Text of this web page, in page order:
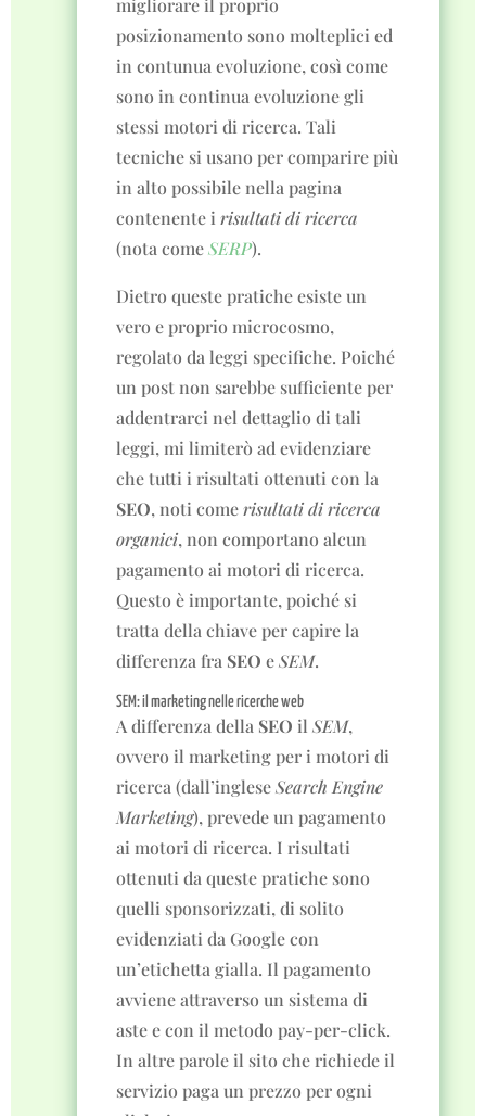
migliorare il proprio
posizionamento sono molteplici ed
in contunua evoluzione, così come
sono in continua evoluzione gli
stessi motori di ricerca. Tali
tecniche si usano per comparire più
in alto possibile nella pagina
contenente irisultati di ricerca
(nota comeSERP).
Dietro queste pratiche esiste un
vero e proprio microcosmo,
regolato da leggi specifiche. Poiché
un post non sarebbe sufficiente per
addentrarci nel dettaglio di tali
leggi, mi limiterò ad evidenziare
che tutti i risultati ottenuti con la
SEO, noti comerisultati di ricerca
organici, non comportano alcun
pagamento ai motori di ricerca.
Questo è importante, poiché si
tratta della chiave per capire la
differenza fra SEO eSEM.
SEM: il marketing nelle ricerche web
A differenza della SEO ilSEM,
ovvero il marketing per i motori di
ricerca (dall’ingleseSearch Engine
Marketing), prevede un pagamento
ai motori di ricerca. I risultati
ottenuti da queste pratiche sono
quelli sponsorizzati, di solito
evidenziati da Google con
un’etichetta gialla. Il pagamento
avviene attraverso un sistema di
aste e con il metodo pay-per-click.
In altre parole il sito che richiede il
servizio paga un prezzo per ogni